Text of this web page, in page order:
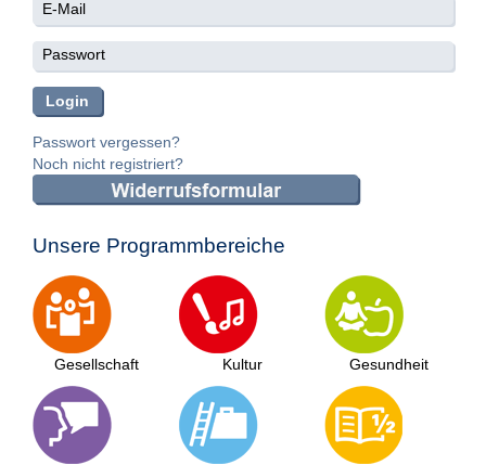
Passwort vergessen?
Noch nicht registriert?
Unsere Programmbereiche
Gesellschaft Kultur Gesundheit